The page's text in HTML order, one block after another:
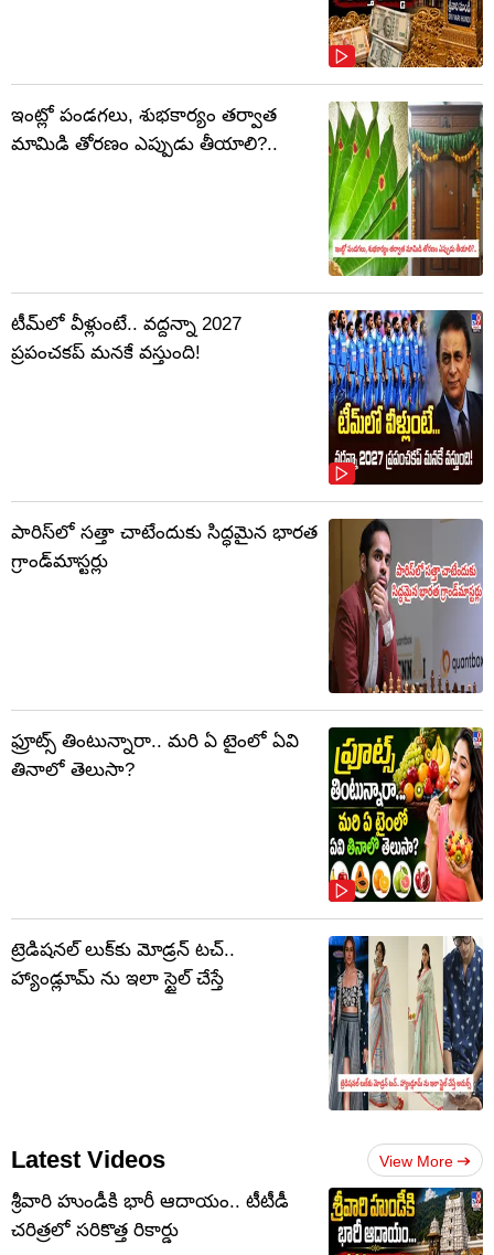
ఇంట్లో పండగలు, శుభకార్యం తర్వాత
మామిడి తోరణం ఎప్పుడు తీయాలి?..
టీమ్‌లో వీళ్లుంటే.. వద్దన్నా 2027
ప్రపంచకప్‌ మనకే వస్తుంది!
పారిస్‌లో సత్తా చాటేందుకు సిద్ధమైన భారత
గ్రాండ్‌మాస్టర్లు
ఫ్రూట్స్‌ తింటున్నారా.. మరి ఏ టైంలో ఏవి
తినాలో తెలుసా?
ట్రెడిషనల్ లుక్‌కు మోడ్రన్ టచ్..
హ్యాండ్లూమ్ ను ఇలా స్టైల్ చేస్తే
Latest Videos View More
శ్రీవారి హుండీకి భారీ ఆదాయం.. టీటీడీ
చరిత్రలో సరికొత్త రికార్డు